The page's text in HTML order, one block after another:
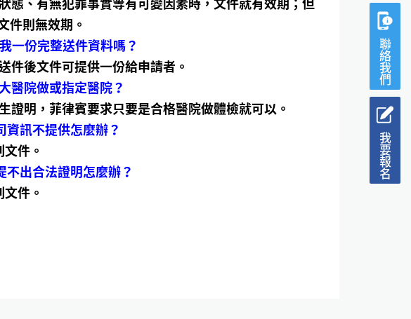
態、有無犯罪事實等有可變因素時，文件就有效期；但
件則無效期。
一份完整送件資料嗎？
件後文件可提供一份給申請者。
醫院做或指定醫院？
證明，菲律賓要求只要是合格醫院做體檢就可以。
訊不提供怎麼辦？
件。
出合法證明怎麼辦？
件。
聯絡我們
我要報名